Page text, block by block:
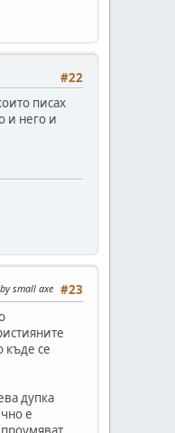
#22
писах
и него и
#23
small axe
къде се
дупка
е